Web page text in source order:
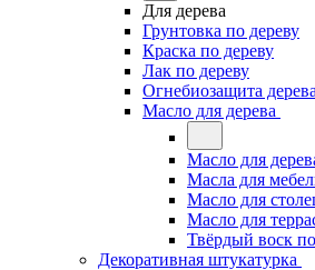
Для дерева
Грунтовка по дереву
Краска по дереву
Лак по дереву
Огнебиозащита дерева
Масло для дерева
Масло для
Масла для
Масло для
Масло для
Твёрдый воск
Декоративная штукатурка